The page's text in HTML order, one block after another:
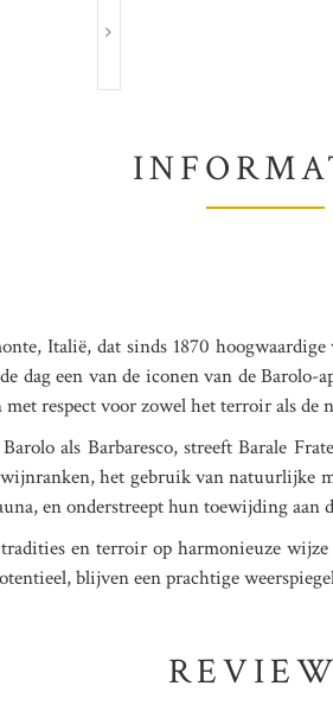
Italië, dat sinds 1870
dag een van de iconen van de
respect voor zowel het terroir als de
als Barbaresco, streeft Barale
het gebruik van
en onderstreept hun toewijding aan
en terroir op harmonieuze
blijven een prachtige